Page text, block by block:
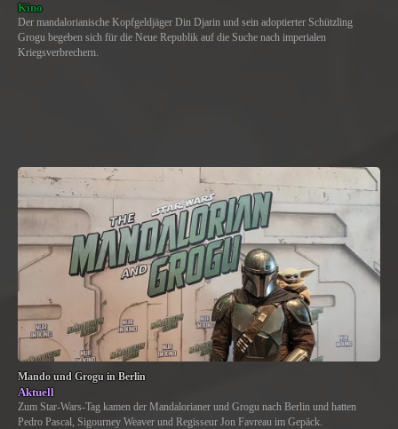
Kino
Der mandalorianische Kopfgeldjäger Din Djarin und sein adoptierter Schützling
Grogu begeben sich für die Neue Republik auf die Suche nach imperialen
Kriegsverbrechern.
Mando und Grogu in Berlin
Aktuell
Zum Star-Wars-Tag kamen der Mandalorianer und Grogu nach Berlin und hatten
Pedro Pascal, Sigourney Weaver und Regisseur Jon Favreau im Gepäck.